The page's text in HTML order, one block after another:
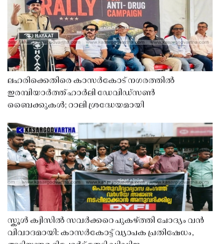
ലഹരിക്കെതിരെ കാസർകോട് നഗരത്തിൽ
ഇരമ്പിയാർത്ത് ഹാർലി ഡേവിഡ്‌സൺ
ബൈക്കുകൾ; റാലി ശ്രദ്ധേയമായി
സ്കൂൾ ക്വിസിൽ സവർക്കറെ പുകഴ്ത്തി ചോദ്യം വൻ
വിവാദമായി: കാസർകോട്ട് വ്യാപക പ്രതിഷേധം,